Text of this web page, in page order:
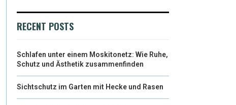
RECENT POSTS
Schlafen unter einem Moskitonetz: Wie Ruhe,
Schutz und Ästhetik zusammenfinden
Sichtschutz im Garten mit Hecke und Rasen